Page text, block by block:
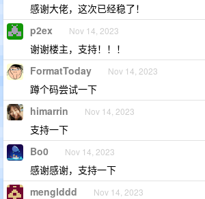
感谢大佬，这次已经稳了！
p2ex Nov 14, 2023
谢谢楼主，支持！！！
FormatToday Nov 14, 2023
蹲个码尝试一下
himarrin Nov 14, 2023
支持一下
Bo0 Nov 14, 2023
感谢感谢，支持一下
menglddd Nov 14, 2023